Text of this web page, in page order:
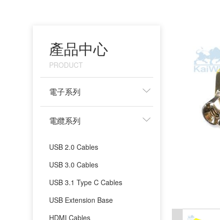
產品中心
PRODUCT
電子系列
電纜系列
USB 2.0 Cables
USB 3.0 Cables
USB 3.1 Type C Cables
USB Extension Base
HDMI Cables